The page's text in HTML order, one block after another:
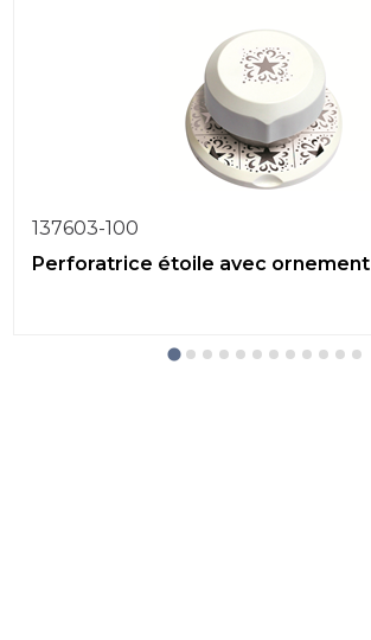
137603-100
Perforatrice étoile avec ornement